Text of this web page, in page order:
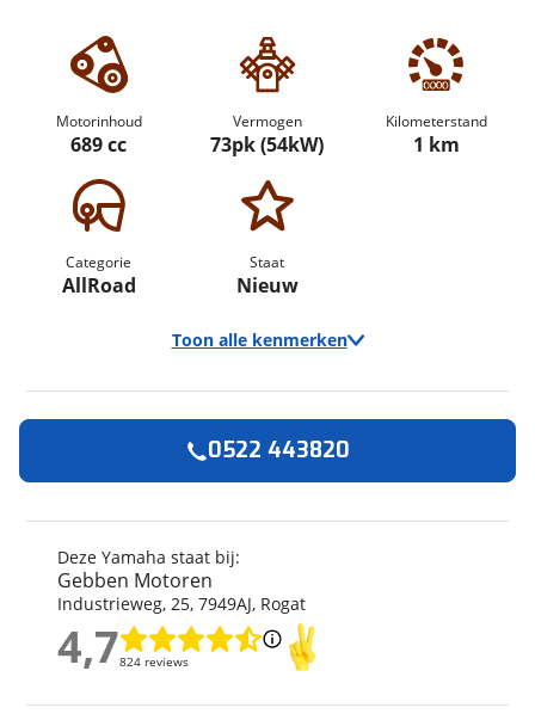
Motorinhoud
689 cc
Vermogen
73pk (54kW)
Kilometerstand
1 km
Categorie
AllRoad
Staat
Nieuw
Toon alle kenmerken
Merk
Yamaha
Model
Kilometerstand
Bouwjaar
2026
Categorie
AllRoad
A rijbewijs
Soort voertuig
Motor
Deze Yamaha staat bij:
Gebben Motoren
Industrieweg, 25, 7949AJ, Rogat
4,7824 reviews
4,7
0522 443820